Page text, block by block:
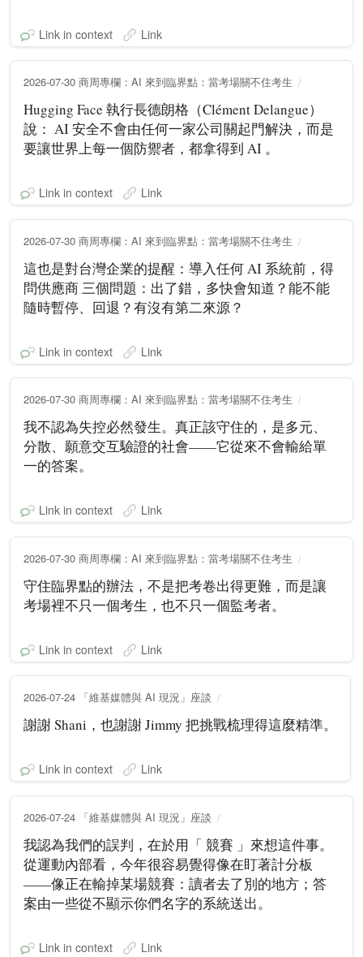
Link in context Link
2026-07-30 商周專欄：AI 來到臨界點：當考場關不住考生
Hugging Face 執行長德朗格（Clément Delangue）
說： AI 安全不會由任何一家公司關起門解決，而是
要讓世界上每一個防禦者，都拿得到 AI 。
Link in context Link
2026-07-30 商周專欄：AI 來到臨界點：當考場關不住考生
這也是對台灣企業的提醒：導入任何 AI 系統前，得
問供應商 三個問題：出了錯，多快會知道？能不能
隨時暫停、回退？有沒有第二來源？
Link in context Link
2026-07-30 商周專欄：AI 來到臨界點：當考場關不住考生
我不認為失控必然發生。真正該守住的，是多元、
分散、願意交互驗證的社會——它從來不會輸給單
一的答案。
Link in context Link
2026-07-30 商周專欄：AI 來到臨界點：當考場關不住考生
守住臨界點的辦法，不是把考卷出得更難，而是讓
考場裡不只一個考生，也不只一個監考者。
Link in context Link
2026-07-24 「維基媒體與 AI 現況」座談
謝謝 Shani，也謝謝 Jimmy 把挑戰梳理得這麼精準。
Link in context Link
2026-07-24 「維基媒體與 AI 現況」座談
我認為我們的誤判，在於用「 競賽 」來想這件事。
從運動內部看，今年很容易覺得像在盯著計分板
——像正在輸掉某場競賽：讀者去了別的地方；答
案由一些從不顯示你們名字的系統送出。
Link in context Link